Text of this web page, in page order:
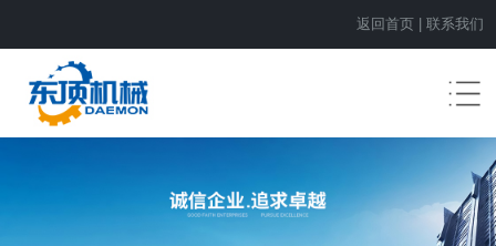
返回首页| 联系我们